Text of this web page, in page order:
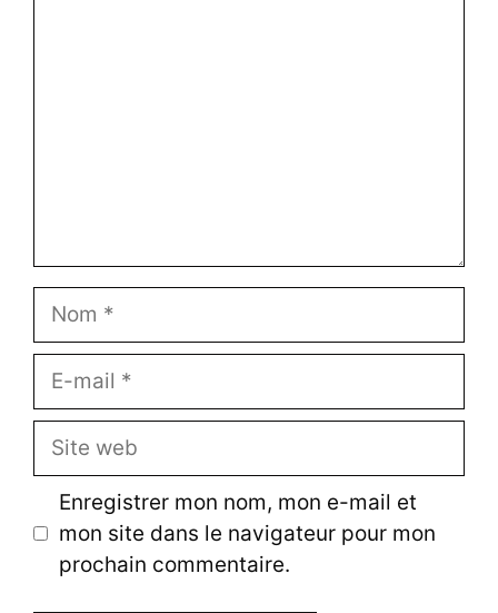
Nom
E-
Site
web
Enregistrer mon nom, mon e-mail et
mon site dans le navigateur pour mon
prochain commentaire.